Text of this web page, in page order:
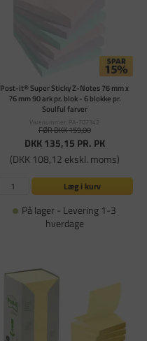
Post-it® Super Sticky Z-Notes 76 mm x
76 mm 90 ark pr. blok - 6 blokke pr.
Soulful farver
Varenummer: PA-702342
FØR DKK 159,00
DKK 135,15 PR. PK
(DKK 108,12 ekskl. moms)
Læg i kurv
På lager - Levering 1-3
hverdage